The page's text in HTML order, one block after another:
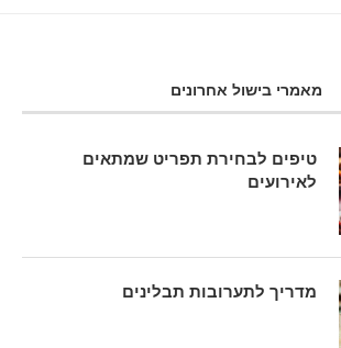
מאמרי בישול אחרונים
טיפים לבחירת תפריט שמתאים
לאירועים
מדריך לתערובות תבלינים